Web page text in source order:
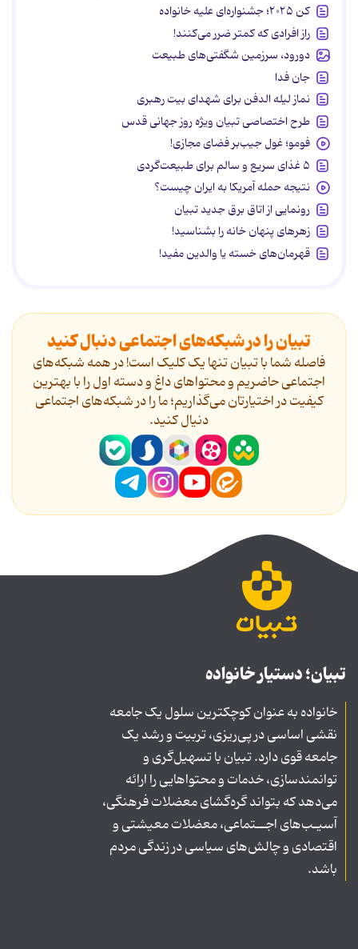
کن ۲۰۲۵؛ جشنواره‌ای علیه خانواده
راز افرادی که کمتر ضرر می‌کنند!
دورود، سرزمین شگفتی‌های طبیعت
جان فدا
نماز لیله الدفن برای شهدای بیت رهبری
طرح اختصاصی تبیان ویژه روز جهانی قدس
فومو؛ غول جیب‌بر فضای مجازی!
۵ غذای سریع و سالم برای طبیعت‌گردی
نتیجه حمله آمریکا به ایران چیست؟
رونمایی از اتاق برق جدید تبیان
زهرهای پنهان خانه را بشناسید!
قهرمان‌های خسته یا والدین مفید!
تبیان را در شبکه‌های اجتماعی دنبال کنید
فاصله شما با تبیان تنها یک کلیک است! در همه شبکه‌های
اجتماعی حاضریم و محتواهای داغ و دسته اول را با بهترین
کیفیت در اختیارتان می‌گذاریم؛ ما را در شبکه‌های اجتماعی
دنیال کنید.
تبیان؛ دستیار خانواده
خانواده به عنوان کوچکترین سلول یک جامعه
نقشی اساسی در پی‌ریزی، تربیت و رشد یک
جامعه قوی دارد. تبیان با تسهیل‌گری و
توانمندسازی، خدمات و محتواهایی را ارائه
می‌دهد که بتواند گره‌گشای معضلات فرهنگی،
آسیـب‌های اجــتماعی، معضلات معیشتی و
اقتصادی و چالش‌های سیاسی در زندگی مردم
باشد.